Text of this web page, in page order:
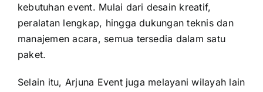
kebutuhan event. Mulai dari desain kreatif,
peralatan lengkap, hingga dukungan teknis dan
manajemen acara, semua tersedia dalam satu
paket.
Selain itu, Arjuna Event juga melayani wilayah lain